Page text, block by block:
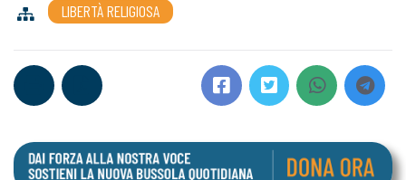
LIBERTÀ RELIGIOSA